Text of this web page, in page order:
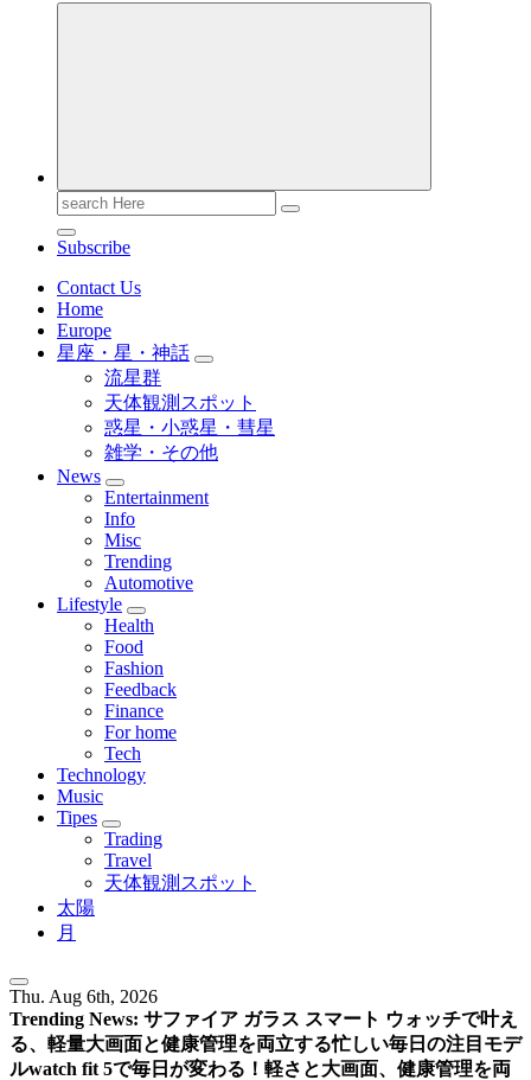
Search
for:
Subscribe
Contact Us
Home
Europe
星座・星・神話
流星群
天体観測スポット
惑星・小惑星・彗星
雑学・その他
News
Entertainment
Info
Misc
Trending
Automotive
Lifestyle
Health
Food
Fashion
Feedback
Finance
For home
Tech
Technology
Music
Tipes
Trading
Travel
天体観測スポット
太陽
月
Thu. Aug 6th, 2026
Trending News: サファイア ガラス スマート ウォッチで叶え
る、軽量大画面と健康管理を両立する忙しい毎日の注目モデ
ルwatch fit 5で毎日が変わる！軽さと大画面、健康管理を両